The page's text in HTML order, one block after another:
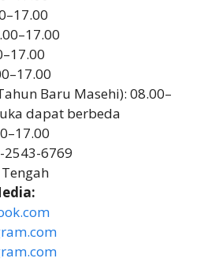
Baru Masehi): 08.00–
dapat berbeda
2543-6769
Tengah